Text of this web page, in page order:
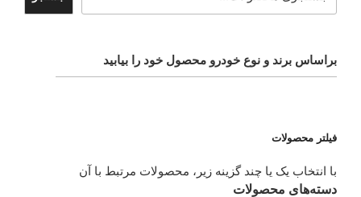
براساس برند و نوع خودرو محصول خود را بیابید
فیلتر محصولات
با انتخاب یک یا چند گزینه زیر، محصولات مرتبط با آن
دسته‌های محصولات